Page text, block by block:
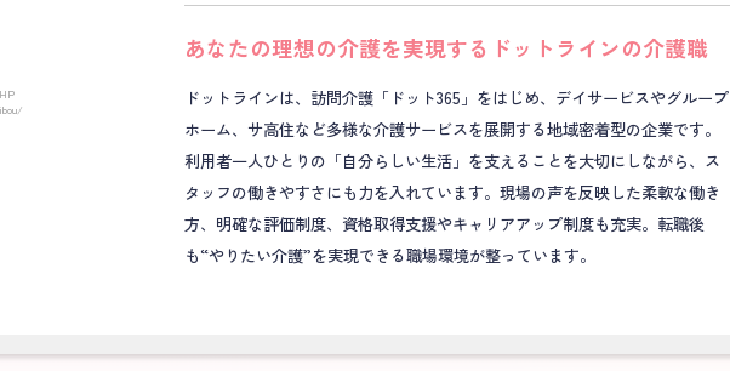
あなたの理想の介護を実現する ドットラインの介護職
ドットラインは、訪問介護「ドット365」をはじめ、デイサービスやグループ
ホーム、サ高住など多様な介護サービスを展開する地域密着型の企業です。
利用者一人ひとりの「自分らしい生活」を支えることを大切にしながら、ス
タッフの働きやすさにも力を入れています。現場の声を反映した柔軟な働き
方、明確な評価制度、資格取得支援やキャリアアップ制度も充実。転職後
も“やりたい介護”を実現できる職場環境が整っています。